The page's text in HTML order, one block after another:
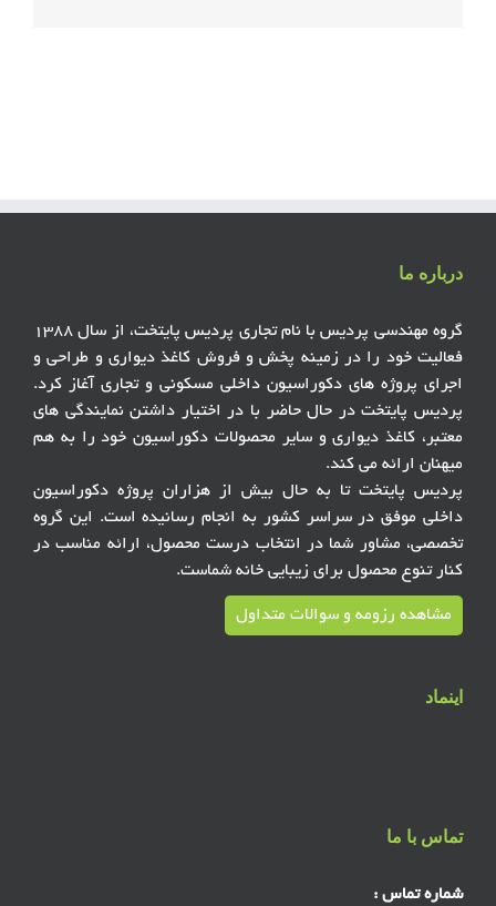
درباره ما
گروه مهندسی پردیس با نام تجاری پردیس پایتخت، از سال ۱۳۸۸
فعالیت خود را در زمینه پخش و فروش کاغذ دیواری و طراحی و
اجرای پروژه های دکوراسیون داخلی مسکونی و تجاری آغاز کرد.
پردیس پایتخت در حال حاضر با در اختیار داشتن نمایندگی های
معتبر، کاغذ دیواری و سایر محصولات دکوراسیون خود را به هم
میهنان ارائه می کند.
پردیس پایتخت تا به حال بیش از هزاران پروژه دکوراسیون
داخلی موفق در سراسر کشور به انجام رسانیده است. این گروه
تخصصی، مشاور شما در انتخاب درست محصول، ارائه مناسب در
کنار تنوع محصول برای زیبایی خانه شماست.
مشاهده رزومه و سوالات متداول
اینماد
تماس با ما
شماره تماس :